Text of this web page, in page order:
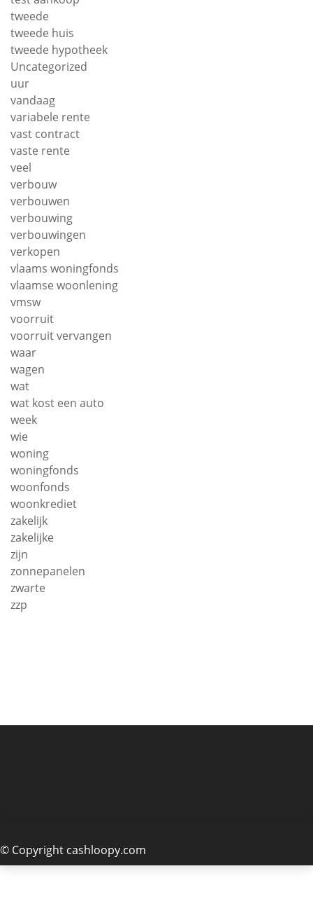
tweede
tweede huis
tweede hypotheek
Uncategorized
uur
vandaag
variabele rente
vast contract
vaste rente
veel
verbouw
verbouwen
verbouwing
verbouwingen
verkopen
vlaams woningfonds
vlaamse woonlening
vmsw
voorruit
voorruit vervangen
waar
wagen
wat
wat kost een auto
week
wie
woning
woningfonds
woonfonds
woonkrediet
zakelijk
zakelijke
zijn
zonnepanelen
zwarte
zzp
© Copyright cashloopy.com